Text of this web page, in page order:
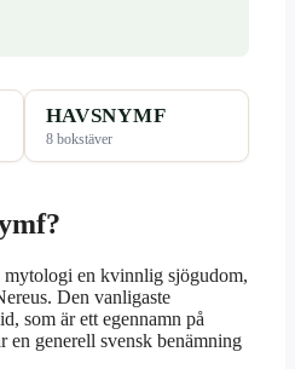
HAVSNYMF
8 bokstäver
en kvinnlig sjögudom,
Den vanligaste
som är ett egennamn på
en generell svensk benämning